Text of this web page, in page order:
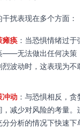
扰表现在多个方面：
瘫痪 ：当恐惧情绪过
——无法做出任何决策
波动时，这表现为不
冲动 ：与恐惧相反，
减少对风险的考量
分析的情况下快速